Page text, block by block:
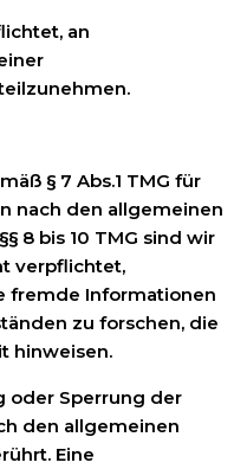
an
§ 7 Abs.1 TMG für
nach den allgemeinen
8 bis 10 TMG sind wir
verpflichtet,
fremde Informationen
zu forschen, die
hinweisen.
oder Sperrung der
den allgemeinen
Eine